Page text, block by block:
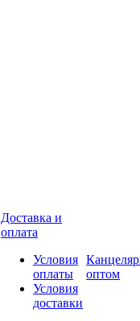
Доставка и
оплата
Условия
оплаты
Условия
доставки
оптом